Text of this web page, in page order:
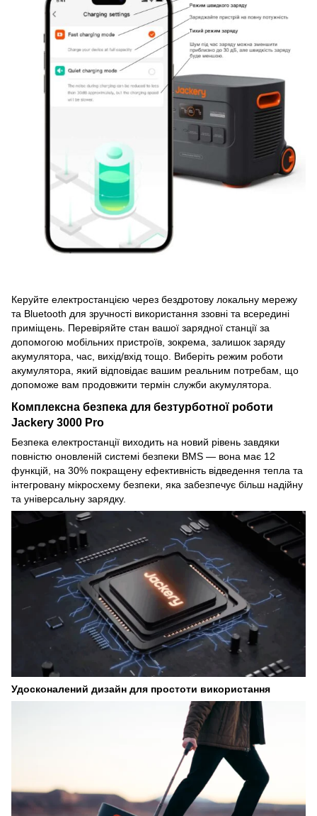
Керуйте електростанцією через бездротову локальну мережу
та Bluetooth для зручності використання ззовні та всередині
приміщень. Перевіряйте стан вашої зарядної станції за
допомогою мобільних пристроїв, зокрема, залишок заряду
акумулятора, час, вихід/вхід тощо. Виберіть режим роботи
акумулятора, який відповідає вашим реальним потребам, що
допоможе вам продовжити термін служби акумулятора.
Комплексна безпека для безтурботної роботи
Jackery 3000 Pro
Безпека електростанції виходить на новий рівень завдяки
повністю оновленій системі безпеки BMS — вона має 12
функцій, на 30% покращену ефективність відведення тепла та
інтегровану мікросхему безпеки, яка забезпечує більш надійну
та універсальну зарядку.
Удосконалений дизайн для простоти використання